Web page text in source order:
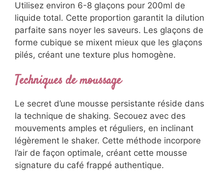
des glaçons et preserve la texture glacée.
Ratio glaçons optimal
Utilisez environ 6-8 glaçons pour 200ml de
liquide total. Cette proportion garantit la
dilution parfaite sans noyer les saveurs. Les
glaçons de forme cubique se mixent mieux
que les glaçons pilés, créant une texture plus
homogène.
Techniques de moussage
Le secret d’une mousse persistante réside